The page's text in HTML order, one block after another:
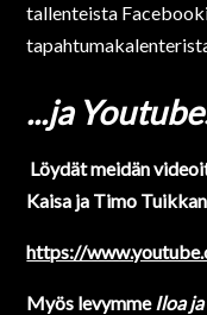
tallenteista
...ja
Löydät meidän
Kaisa ja Timo
https://
Myös levymme Iloa